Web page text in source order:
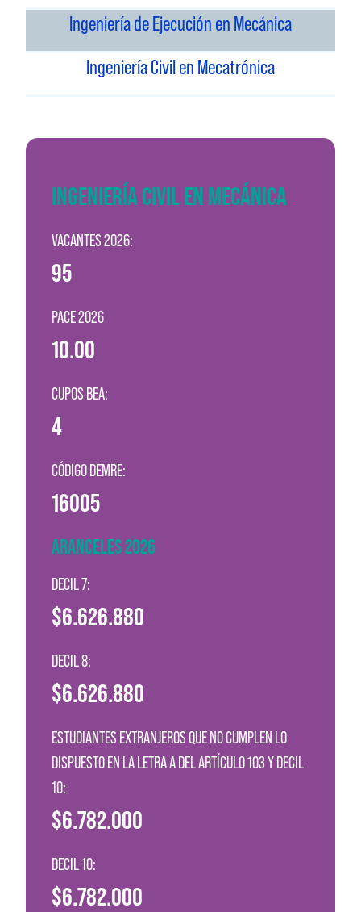
Ingeniería de Ejecución en Mecánica
Ingeniería Civil en Mecatrónica
INGENIERÍA CIVIL EN MECÁNICA
VACANTES 2026:
95
PACE 2026
10.00
CUPOS BEA:
4
CÓDIGO DEMRE:
16005
ARANCELES 2026
DECIL 7:
$6.626.880
DECIL 8:
$6.626.880
ESTUDIANTES EXTRANJEROS QUE NO CUMPLEN LO
DISPUESTO EN LA LETRA A DEL ARTÍCULO 103 Y DECIL
10:
$6.782.000
DECIL 10:
$6.782.000